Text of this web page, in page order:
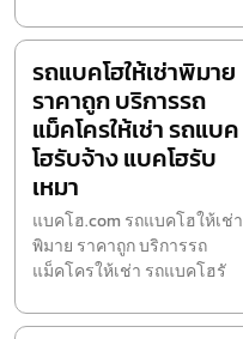
รถแบคโฮให้เช่าพิมาย
ราคาถูก บริการรถ
แม็คโครให้เช่า รถแบค
โฮรับจ้าง แบคโฮรับ
เหมา
แบคโฮ.com รถแบคโฮให้เช่า
พิมาย ราคาถูก บริการรถ
แม็คโครให้เช่า รถแบคโฮรั